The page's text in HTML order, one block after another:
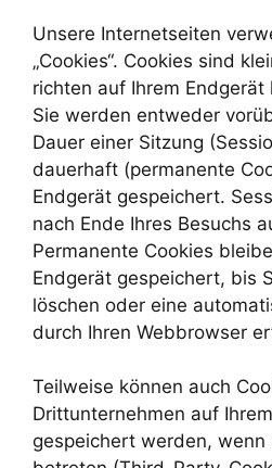
Unsere Internetseiten
„Cookies“. Cookies sind
richten auf Ihrem Endgerät
Sie werden entweder
Dauer einer Sitzung
dauerhaft (permanente
Endgerät gespeichert.
nach Ende Ihres Besuchs
Permanente Cookies
Endgerät gespeichert, bis
löschen oder eine
durch Ihren Webbrowser
Teilweise können auch
Drittunternehmen auf
gespeichert werden, wenn